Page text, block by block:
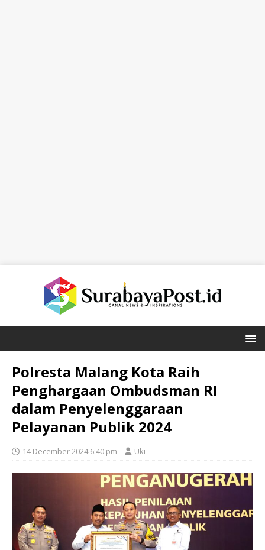
Polresta Malang Kota Raih
Penghargaan Ombudsman RI
dalam Penyelenggaraan
Pelayanan Publik 2024
14 December 2024 6:40 pm Uki